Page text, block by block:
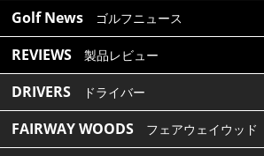
Golf News ゴルフニュース
REVIEWS 製品レビュー
DRIVERS ドライバー
FAIRWAY WOODS フェアウェイウッド